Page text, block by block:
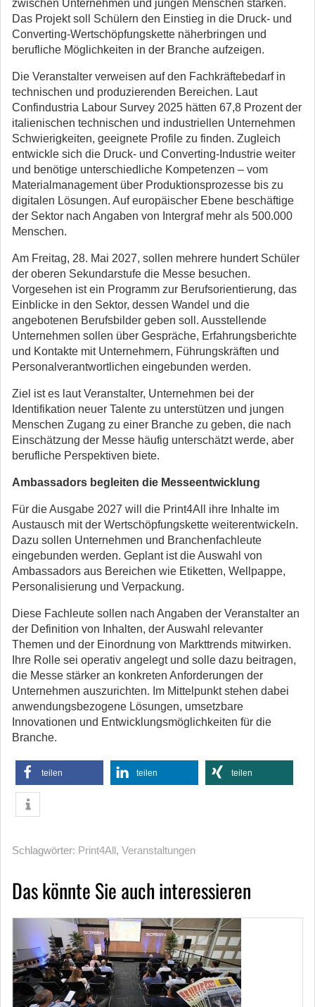
zwischen Unternehmen und jungen Menschen stärken.
Das Projekt soll Schülern den Einstieg in die Druck- und
Converting-Wertschöpfungskette näherbringen und
berufliche Möglichkeiten in der Branche aufzeigen.
Die Veranstalter verweisen auf den Fachkräftebedarf in
technischen und produzierenden Bereichen. Laut
Confindustria Labour Survey 2025 hätten 67,8 Prozent der
italienischen technischen und industriellen Unternehmen
Schwierigkeiten, geeignete Profile zu finden. Zugleich
entwickle sich die Druck- und Converting-Industrie weiter
und benötige unterschiedliche Kompetenzen – vom
Materialmanagement über Produktionsprozesse bis zu
digitalen Lösungen. Auf europäischer Ebene beschäftige
der Sektor nach Angaben von Intergraf mehr als 500.000
Menschen.
Am Freitag, 28. Mai 2027, sollen mehrere hundert Schüler
der oberen Sekundarstufe die Messe besuchen.
Vorgesehen ist ein Programm zur Berufsorientierung, das
Einblicke in den Sektor, dessen Wandel und die
angebotenen Berufsbilder geben soll. Ausstellende
Unternehmen sollen über Gespräche, Erfahrungsberichte
und Kontakte mit Unternehmern, Führungskräften und
Personalverantwortlichen eingebunden werden.
Ziel ist es laut Veranstalter, Unternehmen bei der
Identifikation neuer Talente zu unterstützen und jungen
Menschen Zugang zu einer Branche zu geben, die nach
Einschätzung der Messe häufig unterschätzt werde, aber
berufliche Perspektiven biete.
Ambassadors begleiten die Messeentwicklung
Für die Ausgabe 2027 will die Print4All ihre Inhalte im
Austausch mit der Wertschöpfungskette weiterentwickeln.
Dazu sollen Unternehmen und Branchenfachleute
eingebunden werden. Geplant ist die Auswahl von
Ambassadors aus Bereichen wie Etiketten, Wellpappe,
Personalisierung und Verpackung.
Diese Fachleute sollen nach Angaben der Veranstalter an
der Definition von Inhalten, der Auswahl relevanter
Themen und der Einordnung von Markttrends mitwirken.
Ihre Rolle sei operativ angelegt und solle dazu beitragen,
die Messe stärker an konkreten Anforderungen der
Unternehmen auszurichten. Im Mittelpunkt stehen dabei
anwendungsbezogene Lösungen, umsetzbare
Innovationen und Entwicklungsmöglichkeiten für die
Branche.
teilen teilen teilen
Schlagwörter: Print4All, Veranstaltungen
Das könnte Sie auch interessieren